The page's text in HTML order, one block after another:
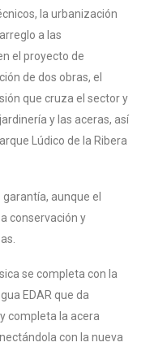
la urbanización
a las
el proyecto de
de dos obras, el
que cruza el sector y
y las aceras, así
Lúdico de la Ribera
garantía, aunque el
conservación y
se completa con la
EDAR que da
completa la acera
con la nueva